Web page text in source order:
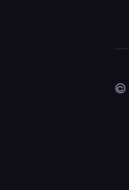
©